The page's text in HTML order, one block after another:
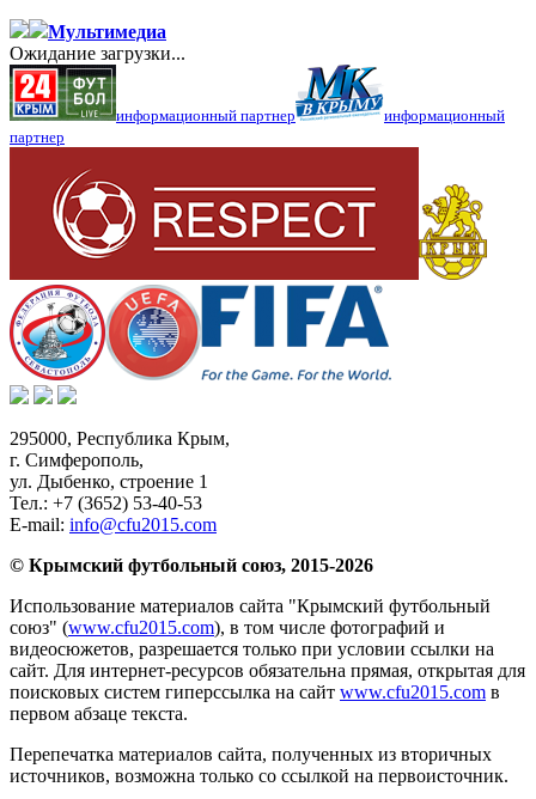
Мультимедиа
Ожидание загрузки...
информационный партнер
информационный
партнер
295000, Республика Крым,
г. Симферополь,
ул. Дыбенко, строение 1
Тел.: +7 (3652) 53-40-53
E-mail: info@cfu2015.com
© Крымский футбольный союз, 2015-2026
Использование материалов сайта "Крымский футбольный
союз" (www.cfu2015.com), в том числе фотографий и
видеосюжетов, разрешается только при условии ссылки на
сайт. Для интернет-ресурсов обязательна прямая, открытая для
поисковых систем гиперссылка на сайт www.cfu2015.com в
первом абзаце текста.
Перепечатка материалов сайта, полученных из вторичных
источников, возможна только со ссылкой на первоисточник.